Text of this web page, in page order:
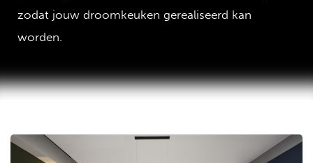
zodat jouw droomkeuken gerealiseerd kan
worden.